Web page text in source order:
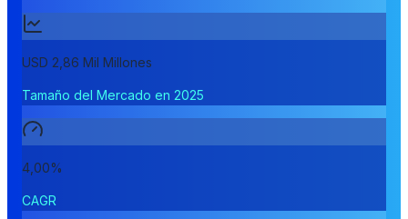
USD 2,86 Mil Millones
Tamaño del Mercado en 2025
4,00%
CAGR